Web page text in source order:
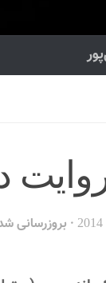
· بروزرسانی